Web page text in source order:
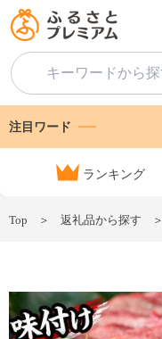
注目ワード
ランキング
Top 返礼品から探す